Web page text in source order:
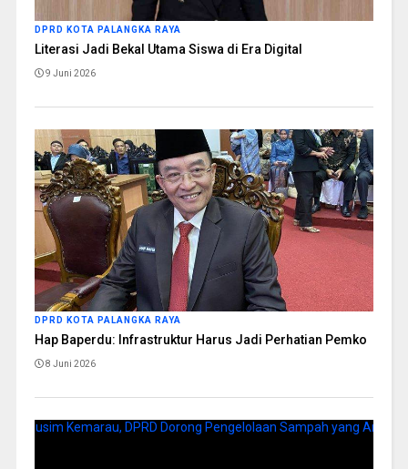
DPRD KOTA PALANGKA RAYA
Literasi Jadi Bekal Utama Siswa di Era Digital
9 Juni 2026
DPRD KOTA PALANGKA RAYA
Hap Baperdu: Infrastruktur Harus Jadi Perhatian Pemko
8 Juni 2026